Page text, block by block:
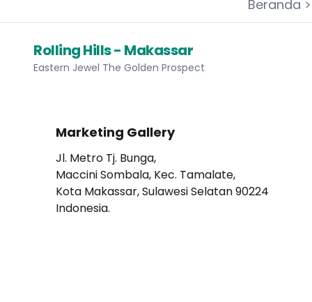
Beranda >
Rolling Hills - Makassar
Eastern Jewel The Golden Prospect
Marketing Gallery
Jl. Metro Tj. Bunga,
Maccini Sombala, Kec. Tamalate,
Kota Makassar, Sulawesi Selatan 90224
Indonesia.